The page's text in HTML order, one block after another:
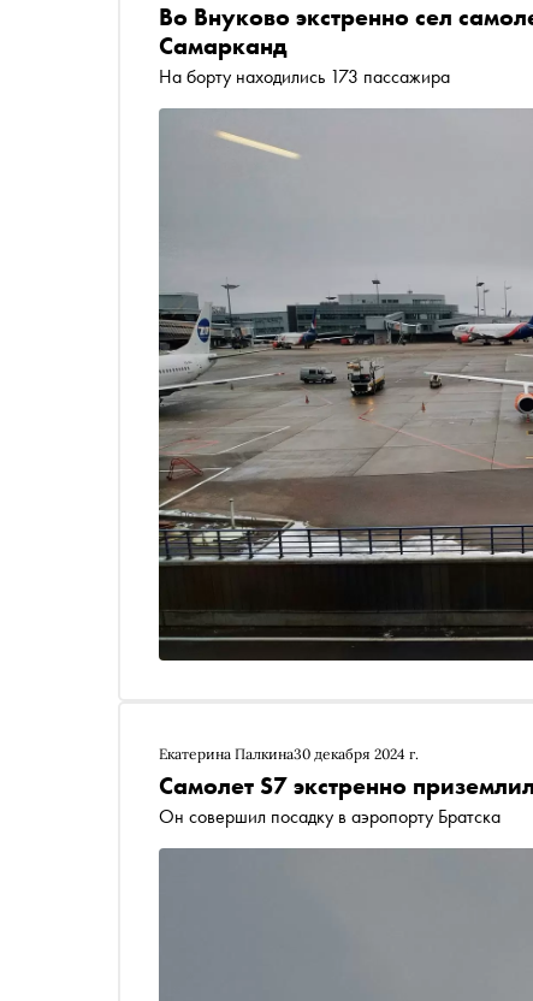
Во Внуково экстренно сел
Самарканд
На борту находились 173 пассажира
Екатерина Палкина30 декабря 2024 г.
Самолет S7 экстренно
Он совершил посадку в аэропорту Братска